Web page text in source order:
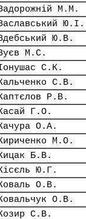
М.М.
Ю.І.
Ю.В.
М.С.
С.К.
С.В.
Р.В.
Г.О.
О.А.
М.О.
Б.В.
Ю.Г.
О.В.
О.В.
С.В.